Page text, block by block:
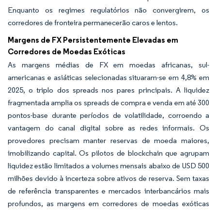
Enquanto os regimes regulatórios não convergirem, os
corredores de fronteira permanecerão caros e lentos.
Margens de FX Persistentemente Elevadas em
Corredores de Moedas Exóticas
As margens médias de FX em moedas africanas, sul-
americanas e asiáticas selecionadas situaram-se em 4,8% em
2025, o triplo dos spreads nos pares principais. A liquidez
fragmentada amplia os spreads de compra e venda em até 300
pontos-base durante períodos de volatilidade, corroendo a
vantagem do canal digital sobre as redes informais. Os
provedores precisam manter reservas de moeda maiores,
imobilizando capital. Os pilotos de blockchain que agrupam
liquidez estão limitados a volumes mensais abaixo de USD 500
milhões devido à incerteza sobre ativos de reserva. Sem taxas
de referência transparentes e mercados interbancários mais
profundos, as margens em corredores de moedas exóticas